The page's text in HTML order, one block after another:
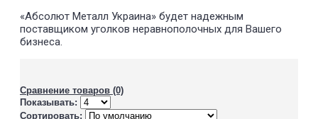
«Абсолют Металл Украина» будет надежным
поставщиком уголков неравнополочных для Вашего
бизнеса.
Сравнение товаров (0)
Показывать:
Сортировать: